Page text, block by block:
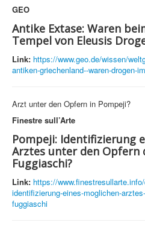
GEO
Antike Extase: Waren
Tempel von Eleusis
Link: https://www.geo.de/wissen/
antiken-griechenland--waren-drogen-
Arzt unter den Opfern in Pompeji?
Finestre sull’Arte
Pompeji: Identifizierung
Arztes unter den Opfern
Fuggiaschi?
Link: https://
identifizierung-eines-moglichen-
fuggiaschi